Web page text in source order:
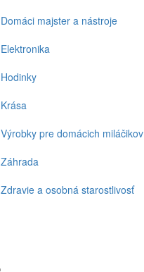
Domáci majster a nástroje
Elektronika
Hodinky
Krása
Výrobky pre domácich miláčikov
Záhrada
Zdravie a osobná starostlivosť